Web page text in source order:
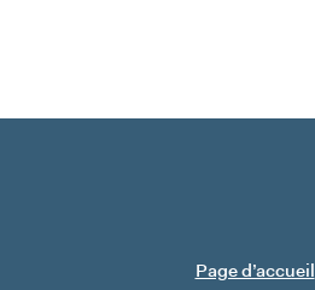
Page d’accueil